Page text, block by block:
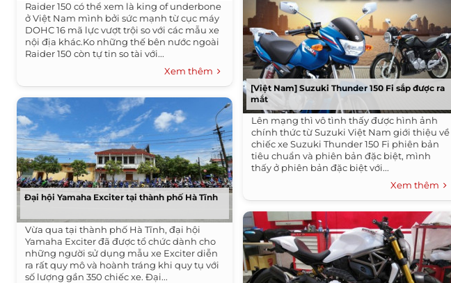
Raider 150 có thể xem là king of underbone
ở Việt Nam mình bởi sức mạnh từ cục máy
DOHC 16 mã lực vượt trội so với các mẫu xe
nội địa khác.Ko những thế bên nước ngoài
Raider 150 còn tự tin so tài với...
Xem thêm
Đại hội Yamaha Exciter tại thành phố Hà Tĩnh
Vừa qua tại thành phố Hà Tĩnh, đại hội
Yamaha Exciter đã được tổ chức dành cho
những người sử dụng mẫu xe Exciter diễn
ra rất quy mô và hoành tráng khi quy tụ với
số lượng gần 350 chiếc xe. Đại...
[Việt Nam] Suzuki Thunder 150 Fi sắp được ra
mắt
Lên mạng thì vô tình thấy được hình ảnh
chính thức từ Suzuki Việt Nam giới thiệu về
chiếc xe Suzuki Thunder 150 Fi phiên bản
tiêu chuẩn và phiên bản đặc biệt, mình
thấy ở phiên bản đặc biệt với...
Xem thêm